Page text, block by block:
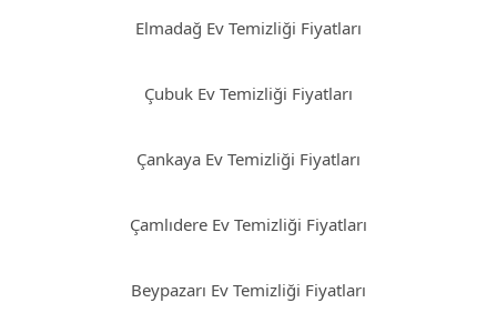
Elmadağ Ev Temizliği Fiyatları
Çubuk Ev Temizliği Fiyatları
Çankaya Ev Temizliği Fiyatları
Çamlıdere Ev Temizliği Fiyatları
Beypazarı Ev Temizliği Fiyatları